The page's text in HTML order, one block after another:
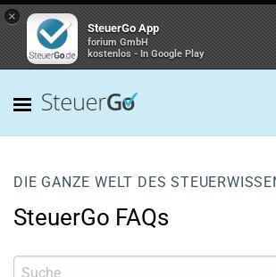
×
SteuerGo App
forium GmbH
kostenlos - In Google Play
DIE GANZE WELT DES
SteuerGo FAQs